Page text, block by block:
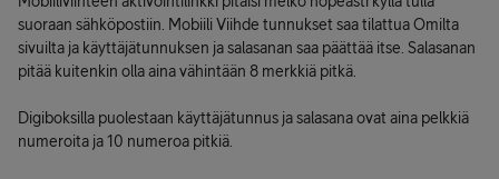
suoraan sähköpostiin. Mobiili Viihde tunnukset saa tilattua Omilta
sivuilta ja käyttäjätunnuksen ja salasanan saa päättää itse. Salasanan
pitää kuitenkin olla aina vähintään 8 merkkiä pitkä.
Digiboksilla puolestaan käyttäjätunnus ja salasana ovat aina pelkkiä
numeroita ja 10 numeroa pitkiä.